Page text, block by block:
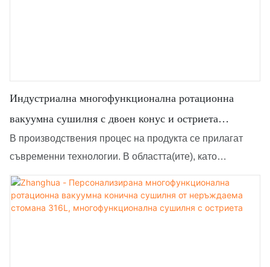
Индустриална многофункционална ротационна
вакуумна сушилня с двоен конус и остриета
Многофункционален сушилня с остриета
В производствения процес на продукта се прилагат
съвременни технологии. В областта(ите), като
например сушилно оборудване, индустриалната
персонализирана многофункционална ротационна
вакуумна сушилня с двоен конус и остриета се радва